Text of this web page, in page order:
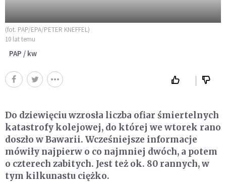
(fot. PAP/EPA/PETER KNEFFEL)
10 lat temu
PAP / kw
Do dziewięciu wzrosła liczba ofiar śmiertelnych
katastrofy kolejowej, do której we wtorek rano
doszło w Bawarii. Wcześniejsze informacje
mówiły najpierw o co najmniej dwóch, a potem
o czterech zabitych. Jest też ok. 80 rannych, w
tym kilkunastu ciężko.